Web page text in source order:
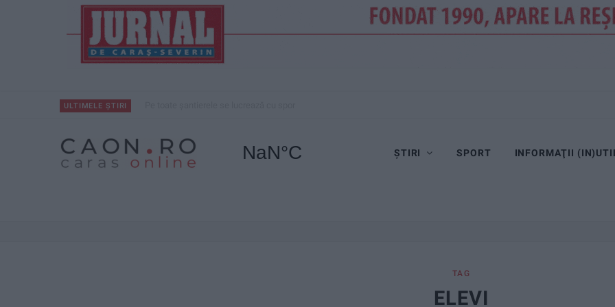
ULTIMELE ȘTIRI
ȘTIRI SPORT INFORMAŢII
TAG
ELEVI